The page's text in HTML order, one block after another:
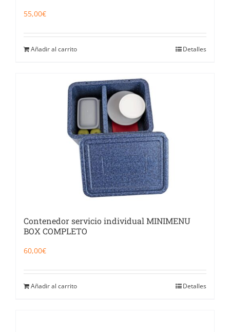
55,00€
Añadir al carrito Detalles
Contenedor servicio individual MINIMENU
BOX COMPLETO
60,00€
Añadir al carrito Detalles